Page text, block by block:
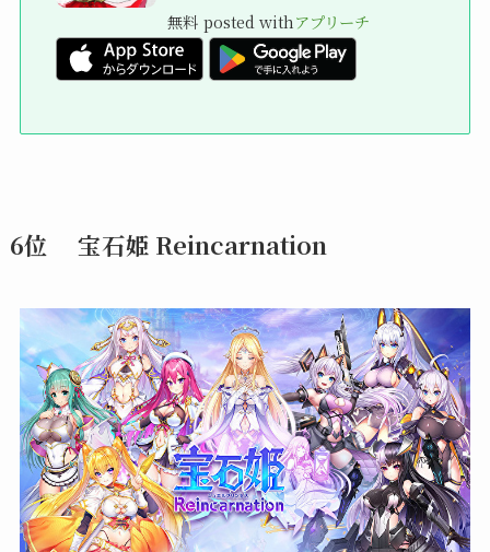
無料 posted with アプリーチ
6位 宝石姫 Reincarnation